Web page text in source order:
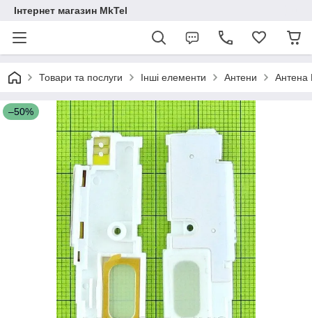
Інтернет магазин MkTel
Товари та послуги Інші елементи Антени Антена
–50%